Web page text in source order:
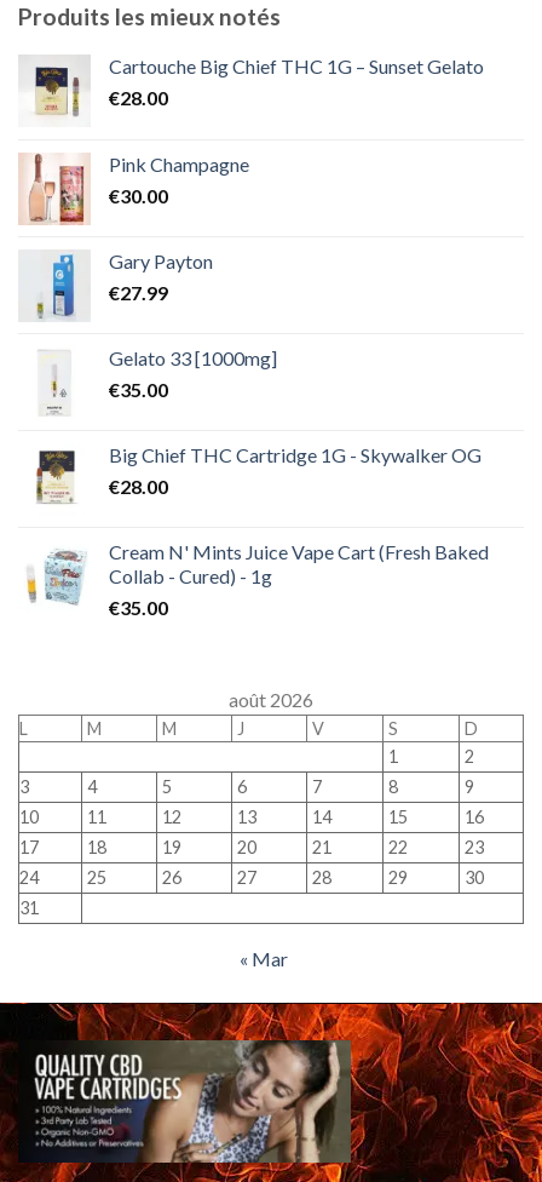
€2,000.00
Produits les mieux notés
Cartouche Big Chief THC 1G – Sunset Gelato
€28.00
Pink Champagne
€30.00
Gary Payton
€27.99
Gelato 33 [1000mg]
€35.00
Big Chief THC Cartridge 1G - Skywalker OG
€28.00
Cream N' Mints Juice Vape Cart (Fresh Baked
Collab - Cured) - 1g
€35.00
août 2026
L M M J V S
D
1
2
3
4 5 6 7 8
9
10
11 12 13 14 15
16
17
18 19 20 21 22
23
24
25 26 27 28 29
30
31
« Mar